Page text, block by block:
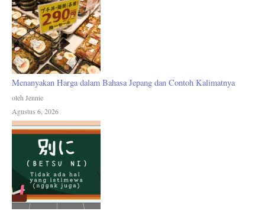
Menanyakan Harga dalam Bahasa Jepang dan Contoh Kalimatnya
oleh Jennie
Agustus 6, 2026